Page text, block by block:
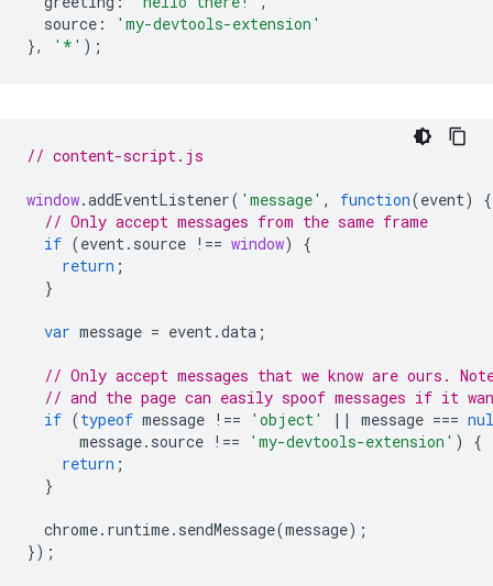
source :
'my-devtools-extension'
},
'*' );
// content-script.js
window.addEventListener( 'message' , function(event)
{
// Only accept messages from the same frame
if (event. source !== window)
{
return ;
}
var message = event.data ;
// Only accept messages that we know are ours.
// and the page can easily spoof messages if it
if (typeof message !== 'object' || message ===
message. source !== 'my-devtools-extension' )
{
return ;
}
chrome. runtime. sendMessage(message);
});